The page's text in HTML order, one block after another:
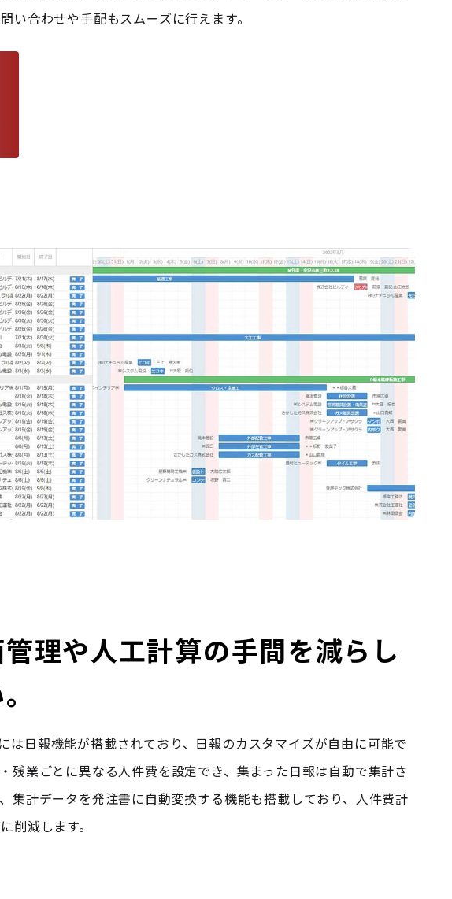
い合わせや手配もスムーズに行えます。
理や人工計算の手間を減らし
は日報機能が搭載されており、日報のカスタマイズが自由に可能で
残業ごとに異なる人件費を設定でき、集まった日報は自動で集計さ
集計データを発注書に自動変換する機能も搭載しており、人件費計
削減します。